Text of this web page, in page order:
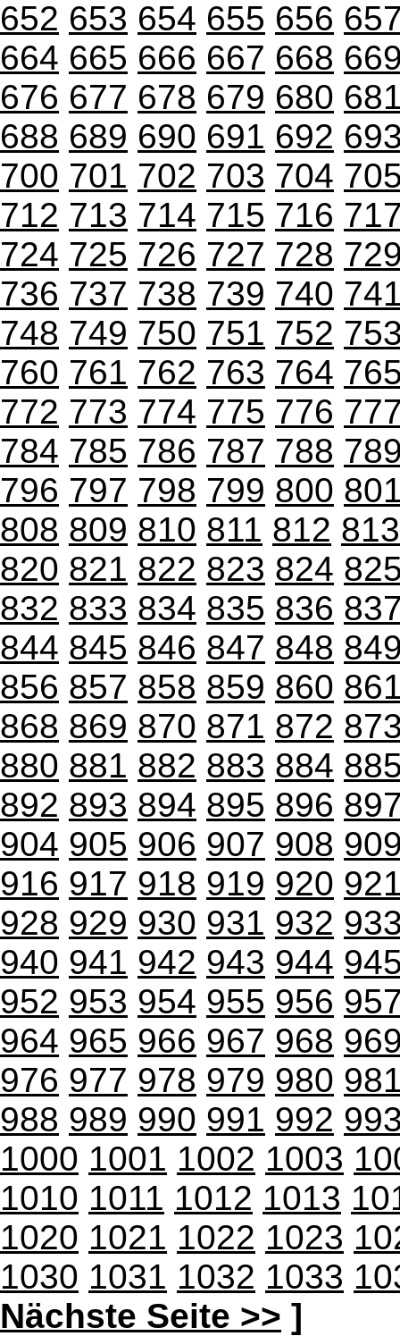
652 653 654 655 656
664 665 666 667 668
676 677 678 679 680
688 689 690 691 692
700 701 702 703 704
712 713 714 715 716
724 725 726 727 728
736 737 738 739 740
748 749 750 751 752
760 761 762 763 764
772 773 774 775 776
784 785 786 787 788
796 797 798 799 800
808 809 810 811 812 813
820 821 822 823 824
832 833 834 835 836
844 845 846 847 848
856 857 858 859 860
868 869 870 871 872
880 881 882 883 884
892 893 894 895 896
904 905 906 907 908
916 917 918 919 920
928 929 930 931 932
940 941 942 943 944
952 953 954 955 956
964 965 966 967 968
976 977 978 979 980
988 989 990 991 992
1000 1001 1002 1003
1010 1011 1012 1013
1020 1021 1022 1023
1030 1031 1032 1033
Nächste Seite >> ]